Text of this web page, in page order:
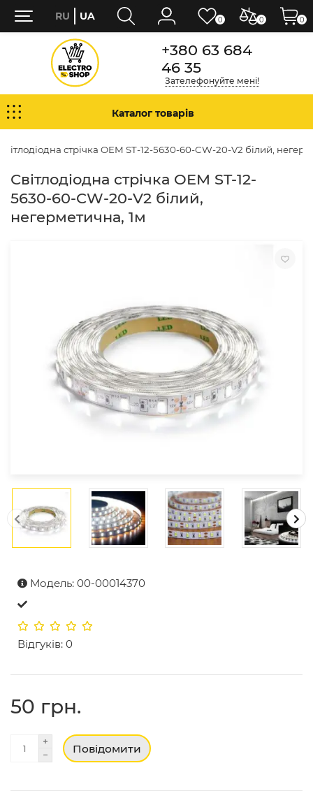
+380 63 684
46 35
Зателефонуйте мені!
Каталог товарів
стрічка OEM ST-12-5630-60-CW-20-V2 білий,
Світлодіодна стрічка OEM ST-12-
5630-60-CW-20-V2 білий,
негерметична, 1м
Модель: 00-00014370
Відгуків: 0
50 грн.
Повідомити
0 0
RU UA 0